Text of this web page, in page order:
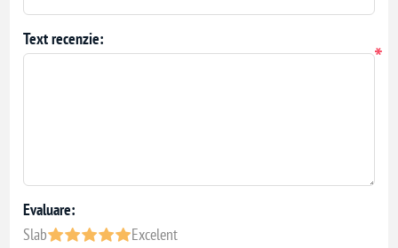
Text recenzie:
*
Evaluare:
Slab
Excelent